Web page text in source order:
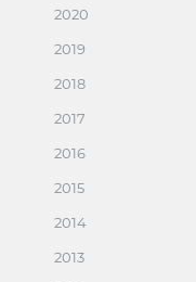
2020
2019
2018
2017
2016
2015
2014
2013